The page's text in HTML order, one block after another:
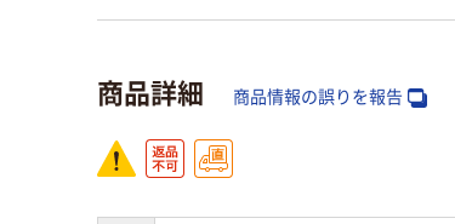
商品詳細 商品情報の誤りを報告